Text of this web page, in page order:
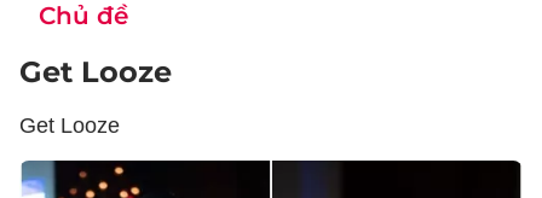
Chủ đề
Get Looze
Get Looze